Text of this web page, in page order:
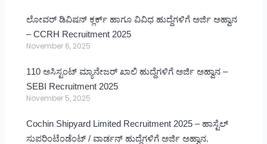
ಲೋವರ್ ಡಿವಿಷನ್ ಕ್ಲರ್ಕ್ ಹಾಗೂ ವಿವಿಧ ಹುದ್ದೆಗಳಿಗೆ ಅರ್ಜಿ ಅಹ್ವಾನ
– CCRH Recruitment 2025
November 6, 2025
110 ಅಸಿಸ್ಟಂಟ್ ಮ್ಯಾನೇಜರ್ ಖಾಲಿ ಹುದ್ದೆಗಳಿಗೆ ಅರ್ಜಿ ಅಹ್ವಾನ –
SEBI Recruitment 2025
November 5, 2025
Cochin Shipyard Limited Recruitment 2025 – ಹಾಸ್ಟೆಲ್
ಸುಪರಿಂಟೆಂಡೆಂಟ್ / ವಾರ್ಡನ್ ಹುದ್ದೆಗಳಿಗೆ ಅರ್ಜಿ ಅಹ್ವಾನ.